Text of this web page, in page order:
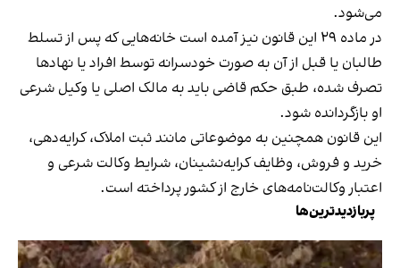
می‌شود.
در ماده ۲۹ این قانون نیز آمده است خانه‌هایی که پس از تسلط
طالبان یا قبل از آن به صورت خودسرانه توسط افراد یا نهادها
تصرف شده، طبق حکم قاضی باید به مالک اصلی یا وکیل شرعی
او بازگردانده شود.
این قانون همچنین به موضوعاتی مانند ثبت املاک، کرایه‌دهی،
خرید و فروش، وظایف کرایه‌نشینان، شرایط وکالت شرعی و
اعتبار وکالت‌نامه‌های خارج از کشور پرداخته است.
پربازدیدترین‌ها